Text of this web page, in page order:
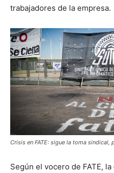
trabajadores de la empresa.
Crisis en FATE: sigue la toma
Según el vocero de FATE,